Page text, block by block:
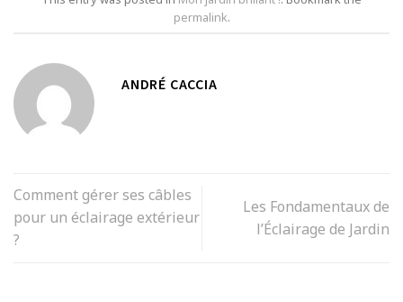
permalink.
ANDRÉ CACCIA
Comment gérer ses câbles
pour un éclairage extérieur
?
Les Fondamentaux de
l’Éclairage de Jardin